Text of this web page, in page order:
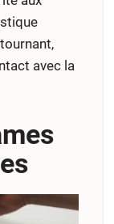
avec la